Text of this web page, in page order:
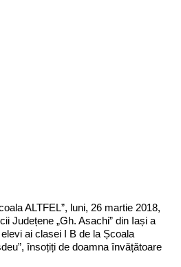
ALTFEL”, luni, 26 martie 2018,
Județene „Gh. Asachi” din Iași a
ai clasei I B de la Școala
însoțiți de doamna învățătoare